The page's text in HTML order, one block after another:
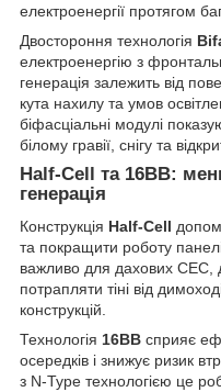
електроенергії протягом
Двостороння технологія
електроенергію з
генерація залежить від
кута нахилу та умов
біфасціальні модулі
білому гравії, снігу та
Half-Cell та 16BB:
генерація
Конструкція Half-Cell
та покращити роботу
важливо для дахових СЕС,
потрапляти тіні від
конструкцій.
Технологія 16BB сприяє
осередків і знижує ризик
з N-Type технологією це